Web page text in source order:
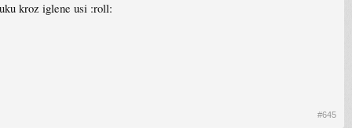
kroz iglene usi :roll:
#645